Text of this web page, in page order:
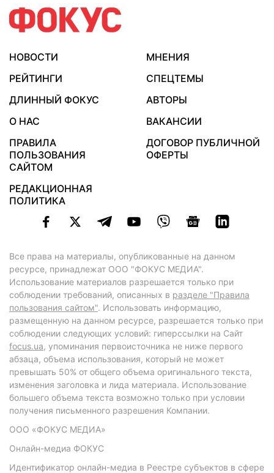
НОВОСТИ
МНЕНИЯ
РЕЙТИНГИ
СПЕЦТЕМЫ
ДЛИННЫЙ ФОКУС
АВТОРЫ
О НАС
ВАКАНСИИ
ПРАВИЛА
ПОЛЬЗОВАНИЯ
САЙТОМ
ДОГОВОР ПУБЛИЧНОЙ
ОФЕРТЫ
РЕДАКЦИОННАЯ
ПОЛИТИКА
Все права на материалы, опубликованные на данном
ресурсе, принадлежат ООО "ФОКУС МЕДИА".
Использование материалов разрешается только при
соблюдении требований, описанных в разделе "Правила
пользования сайтом". Использовать информацию,
размещенную на данном ресурсе, разрешается только при
соблюдении следующих условий: гиперссылки на Сайт
focus.ua, упоминания первоисточника не ниже первого
абзаца, объема использования, который не может
превышать 50% от общего объема оригинального текста,
изменения заголовка и лида материала. Использование
большего объема текста возможно только при условии
получения письменного разрешения Компании.
ООО «ФОКУС МЕДИА»
Онлайн-медиа ФОКУС
Идентификатор онлайн-медиа в Реестре субъектов в сфере